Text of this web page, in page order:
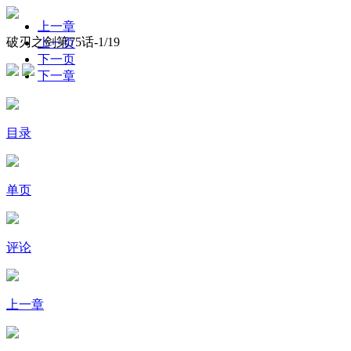
破刃之剑第75话-1/19
上一章
上一页
下一页
下一章
目录
单页
评论
上一章